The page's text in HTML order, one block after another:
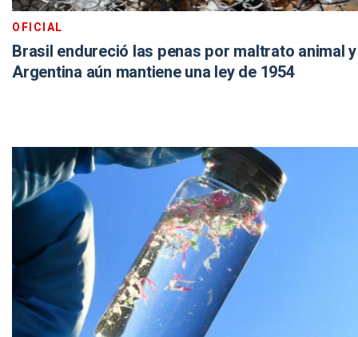
OFICIAL
Brasil endureció las penas por maltrato animal y
Argentina aún mantiene una ley de 1954